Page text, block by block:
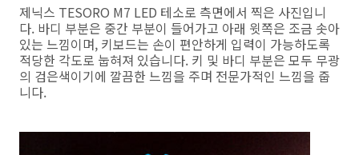
제닉스 TESORO M7 LED 테소로 측면에서 찍은 사진입니
다. 바디 부분은 중간 부분이 들어가고 아래 윗쪽은 조금 솟아
있는 느낌이며, 키보드는 손이 편안하게 입력이 가능하도록
적당한 각도로 눕혀져 있습니다. 키 및 바디 부분은 모두 무광
의 검은색이기에 깔끔한 느낌을 주며 전문가적인 느낌을 줍
니다.